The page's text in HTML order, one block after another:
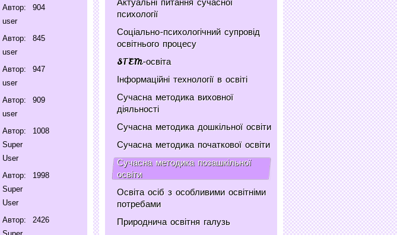
Автор:
user
904
Автор:
user
845
Автор:
user
947
Автор:
user
909
Автор:
Super
User
1008
Автор:
Super
User
1998
Автор:
2426
Актуальні питання сучасної
психології
Соціально-психологічний супровід
освітнього процесу
STEM-освіта
Інформаційні технології в освіті
Сучасна методика виховної
діяльності
Сучасна методика дошкільної освіти
Сучасна методика початкової освіти
Сучасна методика позашкільної
освіти
Освіта осіб з особливими освітніми
потребами
Природнича освітня галузь